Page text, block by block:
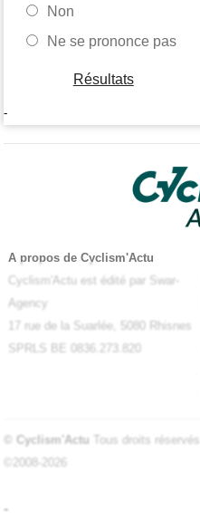
Non
Ne se prononce pas
Résultats
-
A propos de Cyclism'Actu
Cyclism'Actu est édité par Swar-
Agency
17 rue de la Suarlée, 5080 Rhisnes
SPRLS BE 0836.273.820
© Cyclism'Actu Tous droits réservés
©2008-2026
-